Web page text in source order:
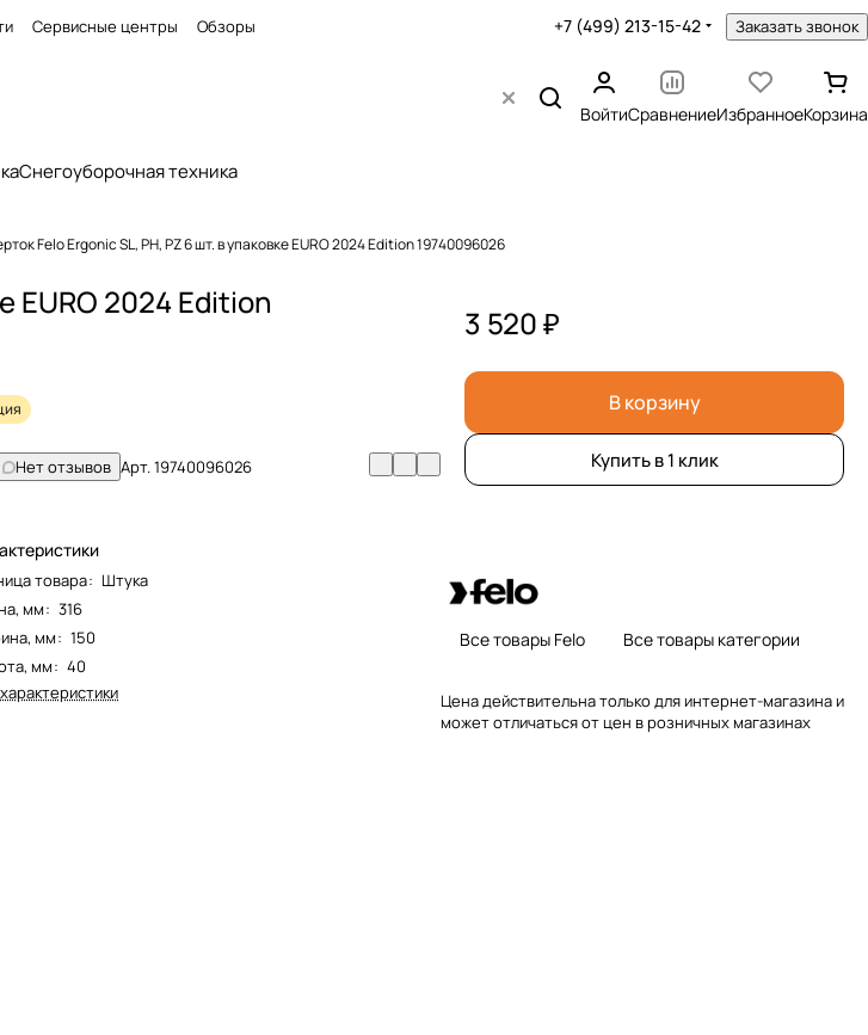
Сервисные центры Обзоры +7 (499) 213-15-42 Заказать звонок
ВойтиСравнениеИзбранноеКорзина
Снегоуборочная техника
Felo Ergonic SL, PH, PZ 6 шт. в упаковке EURO 2024 Edition 19740096026
EURO 2024 Edition
Нет отзывов Арт.19740096026
товара: Штука
мм: 316
мм: 150
мм: 40
3 520 ₽
В корзину
Купить в 1 клик
Все товары Felo Все товары категории
Цена действительна только для интернет-магазина и
может отличаться от цен в розничных магазинах